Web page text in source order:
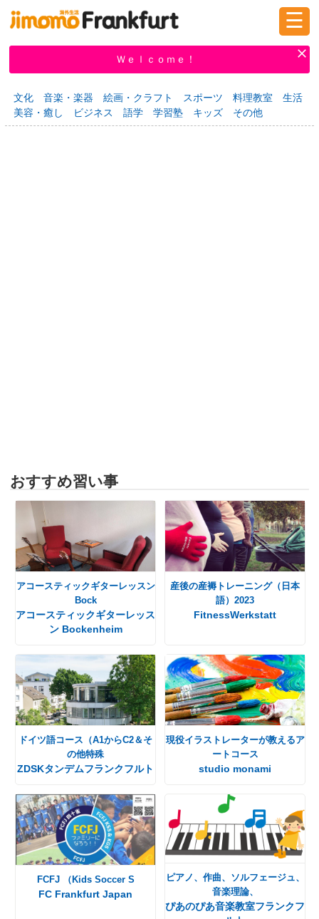
掲示板 タウン情報 教えて！
☰
Ｗｅｌｃｏｍｅ！
文化 音楽・楽器 絵画・クラフト スポーツ 料理教室
生活
美容・癒し
ビジネス 語学 学習塾 キッズ その他
おすすめ習い事
アコースティックギターレッスン
Bock
アコースティックギターレッス
ン Bockenheim
産後の産褥トレーニング（日本
語）2023
FitnessWerkstatt
ドイツ語コース（A1からC2＆そ
の他特殊
ZDSKタンデムフランクフルト
現役イラストレーターが教えるア
ートコース
studio monami
FCFJ （Kids Soccer S
FC Frankfurt Japan
ピアノ、作曲、ソルフェージュ、
音楽理論、
ぴあのぴあ音楽教室フランクフ